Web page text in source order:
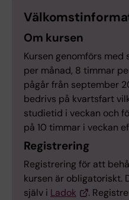
Om kursen
Kursen genomförs med
per månad, 8 timmar
pågår från september
bedrivs på kvartsfart
studietid i veckan och
på 10 timmar i veckan
Registrering
Registrering för att
kursen är obligatoriskt.
själv i Ladok
.